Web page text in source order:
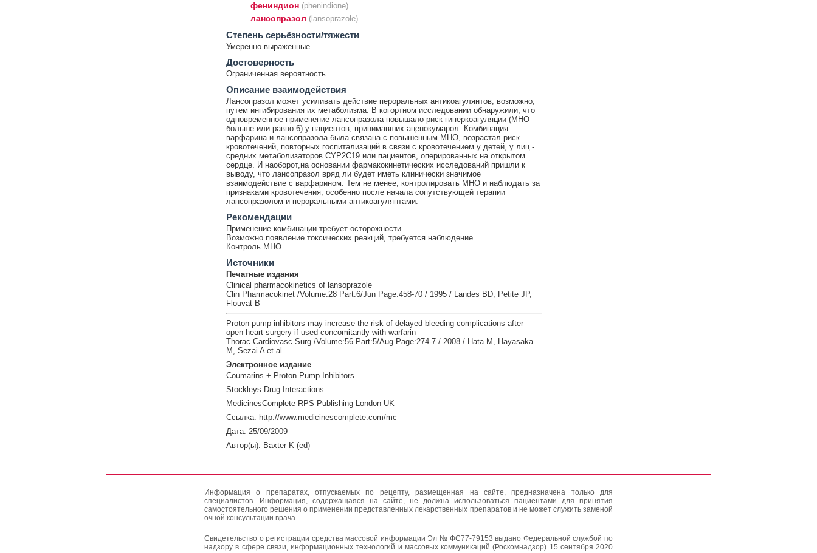
фениндион (phenindione)
лансопразол (lansoprazole)
Cтепень серьёзности/тяжести
Умеренно выраженные
Достоверность
Ограниченная вероятность
Описание взаимодействия
Лансопразол может усиливать действие пероральных антикоагулянтов, возможно,
путем ингибирования их метаболизма. В когортном исследовании обнаружили, что
одновременное применение лансопразола повышало риск гиперкоагуляции (МНО
больше или равно 6) у пациентов, принимавших аценокумарол. Комбинация
варфарина и лансопразола была связана с повышенным МНО, возрастал риск
кровотечений, повторных госпитализаций в связи с кровотечением у детей, у лиц -
средних метаболизаторов CYP2C19 или пациентов, оперированных на открытом
сердце. И наоборот,на основании фармакокинетических исследований пришли к
выводу, что лансопразол вряд ли будет иметь клинически значимое
взаимодействие с варфарином. Тем не менее, контролировать МНО и наблюдать за
признаками кровотечения, особенно после начала сопутствующей терапии
лансопразолом и пероральными антикоагулянтами.
Рекомендации
Применение комбинации требует осторожности.
Возможно появление токсических реакций, требуется наблюдение.
Контроль МНО.
Источники
Печатные издания
Clinical pharmacokinetics of lansoprazole
Clin Pharmacokinet /Volume:28 Part:6/Jun Page:458-70 / 1995 / Landes BD, Petite JP,
Flouvat B
Proton pump inhibitors may increase the risk of delayed bleeding complications after
open heart surgery if used concomitantly with warfarin
Thorac Cardiovasc Surg /Volume:56 Part:5/Aug Page:274-7 / 2008 / Hata M, Hayasaka
M, Sezai A et al
Электронное издание
Coumarins + Proton Pump Inhibitors
Stockleys Drug Interactions
MedicinesComplete RPS Publishing London UK
Ссылка: http://www.medicinescomplete.com/mc
Дата: 25/09/2009
Автор(ы): Baxter K (ed)
Информация о препаратах, отпускаемых по рецепту, размещенная на сайте, предназначена только для
специалистов. Информация, содержащаяся на сайте, не должна использоваться пациентами для принятия
самостоятельного решения о применении представленных лекарственных препаратов и не может служить заменой
очной консультации врача.
Свидетельство о регистрации средства массовой информации Эл № ФС77-79153 выдано Федеральной службой по
надзору в сфере связи, информационных технологий и массовых коммуникаций (Роскомнадзор) 15 сентября 2020